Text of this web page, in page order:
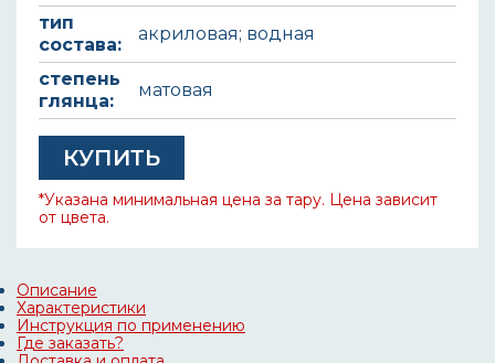
тип
состава:
акриловая; водная
степень
глянца:
матовая
КУПИТЬ
*Указана минимальная цена за тару. Цена зависит
от цвета.
Описание
Характеристики
Инструкция по применению
Где заказать?